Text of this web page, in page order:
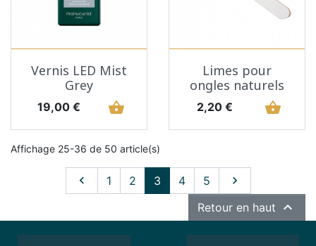
Vernis LED Mist
Grey
Prix
19,00 € shopping_basket
Limes pour
ongles naturels
Prix
2,20 € shopping_basket
Affichage 25-36 de 50 article(s)
Précédent
 1 2 3 4 5 Suivant

Retour en haut 